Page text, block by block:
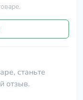
станьте
отзыв.